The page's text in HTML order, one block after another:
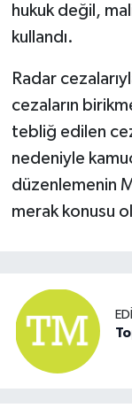
hukuk değil,
kullandı.
Radar
cezaların
tebliğ edilen
nedeniyle
düzenlemenin
merak konusu